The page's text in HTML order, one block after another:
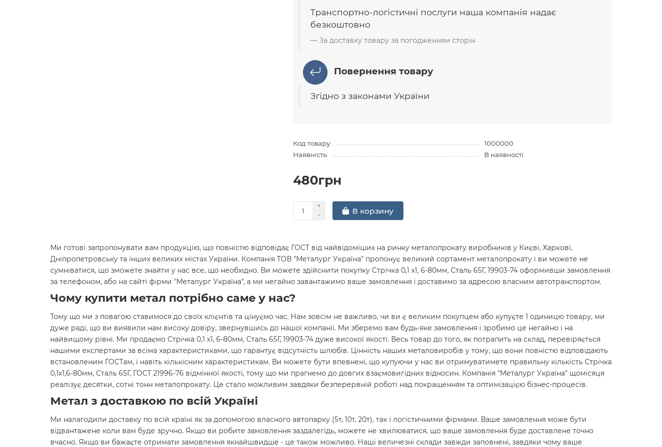
Транспортно-логістичні послуги наша компанія надає
безкоштовно
За доставку товару за погодженням сторін
Повернення товару
Згідно з законами України
Код товару:
1000000
Наявність:
В наявності
480грн
В корзину
Ми готові запропонувати вам продукцію, що повністю відповідає ГОСТ від найвідоміших на ринку металопрокату виробників у Києві, Харкові,
Дніпропетровську та інших великих містах України. Компанія ТОВ "Металург Україна" пропонує великий сортамент металопрокату і ви можете не
сумніватися, що зможете знайти у нас все, що необхідно. Ви можете здійснити покупку Стрічка 0,1 х1, 6-80мм, Сталь 65Г, 19903-74 оформивши замовлення
за телефоном, або на сайті фірми "Металург Україна", а ми негайно завантажимо ваше замовлення і доставимо за адресою власним автотранспортом.
Чому купити метал потрібно саме у нас?
Тому що ми з повагою ставимося до своїх клієнтів та цінуємо час. Нам зовсім не важливо, чи ви є великим покупцем або купуєте 1 одиницю товару, ми
дуже раді, що ви виявили нам високу довіру, звернувшись до нашої компанії. Ми зберемо вам будь-яке замовлення і зробимо це негайно і на
найвищому рівні. Ми продаємо Стрічка 0,1 х1, 6-80мм, Сталь 65Г, 19903-74 дуже високої якості. Весь товар до того, як потрапить на склад, перевіряється
нашими експертами за всіма характеристиками, що гарантує відсутність шлюбів. Цінність наших металовиробів у тому, що вони повністю відповідають
встановленим ГОСТам, і навіть кількісним характеристикам. Ви можете бути впевнені, що купуючи у нас ви отримуватимете правильну кількість Стрічка
0,1х1,6-80мм, Сталь 65Г, ГОСТ 21996-76 відмінної якості, тому що ми прагнемо до довгих взаємовигідних відносин. Компанія "Металург Україна" щомісяця
реалізує десятки, сотні тонн металопрокату. Це стало можливим завдяки безперервній роботі над покращенням та оптимізацією бізнес-процесів.
Метал з доставкою по всій Україні
Ми налагодили доставку по всій країні як за допомогою власного автопарку (5т, 10т, 20т), так і логістичними фірмами. Ваше замовлення може бути
відвантажене коли вам буде зручно. Якщо ви робите замовлення заздалегідь, можете не хвилюватися, що ваше замовлення буде доставлене точно
вчасно. Якщо ви бажаєте отримати замовлення якнайшвидше - це також можливо. Наші величезні склади завжди заповнені, завдяки чому ваше